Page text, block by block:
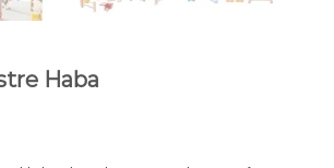
Haba